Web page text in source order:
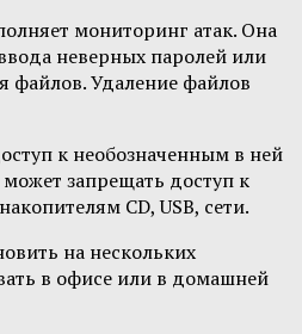
мониторинг атак. Она
неверных паролей или
файлов. Удаление файлов
к необозначенным в ней
запрещать доступ к
CD, USB, сети.
на нескольких
в офисе или в домашней